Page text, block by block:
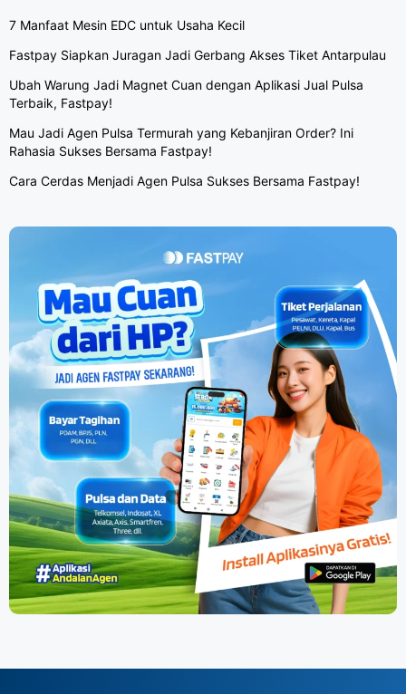
7 Manfaat Mesin EDC untuk Usaha Kecil
Fastpay Siapkan Juragan Jadi Gerbang Akses Tiket Antarpulau
Ubah Warung Jadi Magnet Cuan dengan Aplikasi Jual Pulsa
Terbaik, Fastpay!
Mau Jadi Agen Pulsa Termurah yang Kebanjiran Order? Ini
Rahasia Sukses Bersama Fastpay!
Cara Cerdas Menjadi Agen Pulsa Sukses Bersama Fastpay!